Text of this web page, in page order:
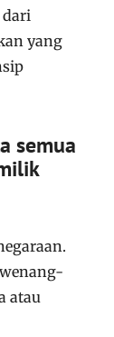
yang
semua
atau